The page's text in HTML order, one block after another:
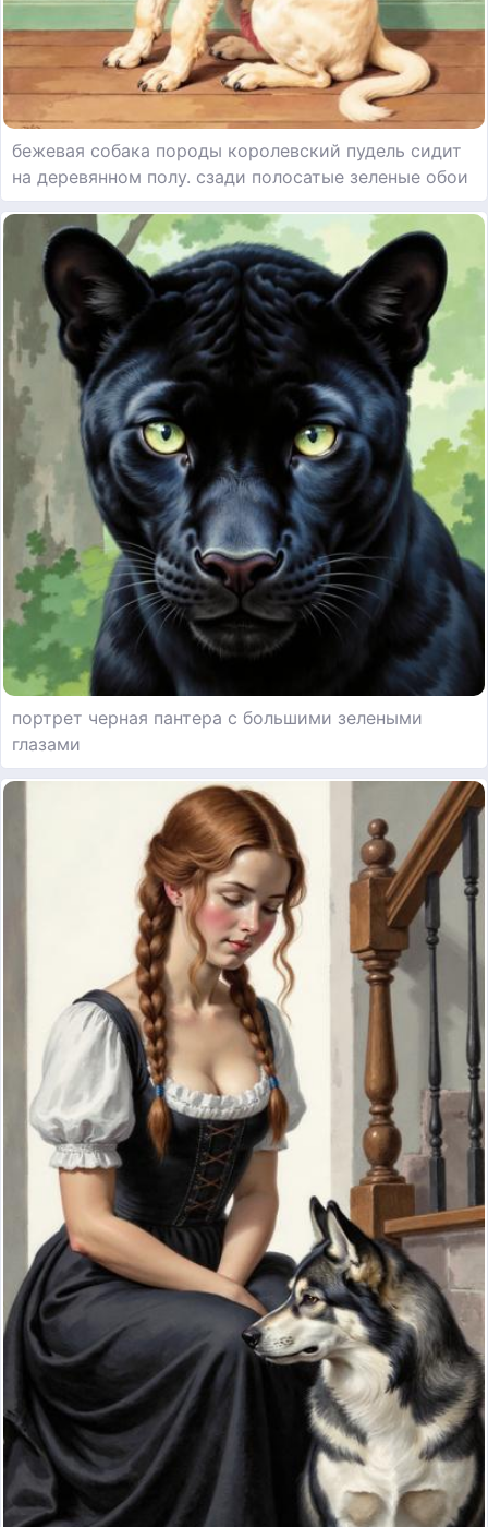
бежевая собака породы королевский пудель сидит
на деревянном полу. сзади полосатые зеленые обои
портрет черная пантера с большими зелеными
глазами